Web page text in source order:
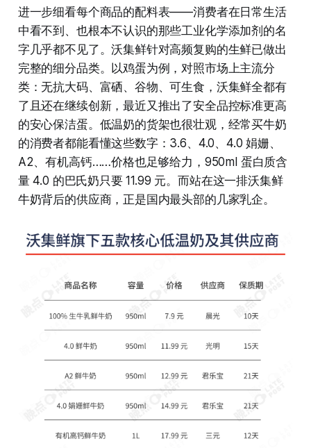
进一步细看每个商品的配料表——消费者在日常生活
中看不到、也根本不认识的那些工业化学添加剂的名
字几乎都不见了。沃集鲜针对高频复购的生鲜已做出
完整的细分品类。以鸡蛋为例，对照市场上主流分
类：无抗大码、富硒、谷物、可生食，沃集鲜全都有
了且还在继续创新，最近又推出了安全品控标准更高
的安心保洁蛋。低温奶的货架也很壮观，经常买牛奶
的消费者都能看懂这些数字：3.6、4.0、4.0 娟姗、
A2、有机高钙……价格也足够给力，950ml 蛋白质含
量 4.0 的巴氏奶只要 11.99 元。而站在这一排沃集鲜
牛奶背后的供应商，正是国内最头部的几家乳企。